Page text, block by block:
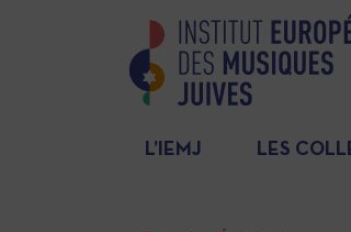
L’IEMJ LES